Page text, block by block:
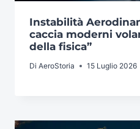
Instabilità
caccia moderni
della fisica”
Di AeroStoria 15 Luglio 2026